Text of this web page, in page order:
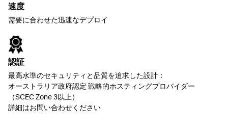
速度
需要に合わせた迅速なデプロイ
認証
最高水準のセキュリティと品質を追求した設計：
オーストラリア政府認定 戦略的ホスティングプロバイダー
（SCEC Zone 3以上）
詳細はお問い合わせください